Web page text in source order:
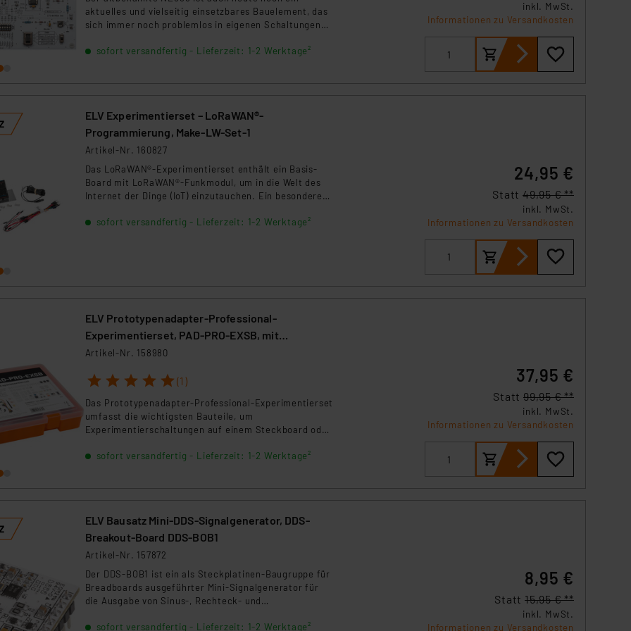
der EU. Dies bedeutet, dass die USA als Land mit unzureichendem
eingestuft wird. So besteht etwa das Risiko, dass US-Behörden personenbezogene
verarbeiten, ohne dass hiergegen Klagemöglichkeiten für Europäer bestehen.
Dienstleistern stützt sich auf die Standarddatenschutzklauseln der Europäischen
Beurteilung der mit der Datenübermittlung, insbesondere der Art der übermittelten
aktuelles und vielseitig einsetzbares Bauelement, das
sich immer noch problemlos in eigenen Schaltungen
die Möglichkeit, sich mit den Möglichkeiten des
sofort versandfertig - Lieferzeit: 1-2 Werktage²
inkl. MwSt.
Informationen zu Versandkosten
ELV Experimentierset – LoRaWAN®-
Programmierung, Make-LW-Set-1
Artikel-Nr. 160827
Das LoRaWAN®-Experimentierset enthält ein Basis-
Board mit LoRaWAN®-Funkmodul, um in die Welt des
Internet der Dinge (IoT) einzutauchen. Ein besonderes
Temperatur- und Luftfeuchtigkeitssensor, der es
sofort versandfertig - Lieferzeit: 1-2 Werktage²
24,95 €
Statt 49,95 € **
inkl. MwSt.
Informationen zu Versandkosten
ELV Prototypenadapter-Professional-
Experimentierset, PAD-PRO-EXSB, mit
Aufbewahrungsbox
Artikel-Nr. 158980
1 2 3 4 5 (1)
Das Prototypenadapter-Professional-Experimentierset
umfasst die wichtigsten Bauteile, um
Experimentierschaltungen auf einem Steckboard oder
Mini aufzubauen.
sofort versandfertig - Lieferzeit: 1-2 Werktage²
37,95 €
Statt 99,95 € **
inkl. MwSt.
Informationen zu Versandkosten
ELV Bausatz Mini-DDS-Signalgenerator, DDS-
Breakout-Board DDS-BOB1
Artikel-Nr. 157872
Der DDS-BOB1 ist ein als Steckplatinen-Baugruppe für
Breadboards ausgeführter Mini-Signalgenerator für
die Ausgabe von Sinus-, Rechteck- und
MHz. Zusätzlich kann auf dem DDS-BOB1 eine
sofort versandfertig - Lieferzeit: 1-2 Werktage²
8,95 €
Statt 15,95 € **
inkl. MwSt.
Informationen zu Versandkosten